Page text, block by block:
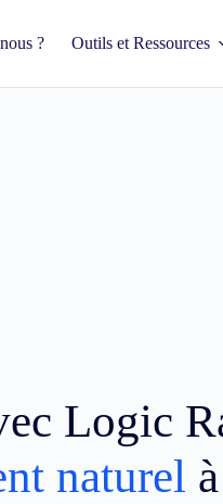
? Outils et Ressources
Logic
naturel